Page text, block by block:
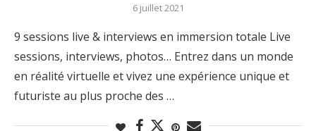
6 juillet 2021
9 sessions live & interviews en immersion totale Live
sessions, interviews, photos… Entrez dans un monde
en réalité virtuelle et vivez une expérience unique et
futuriste au plus proche des …